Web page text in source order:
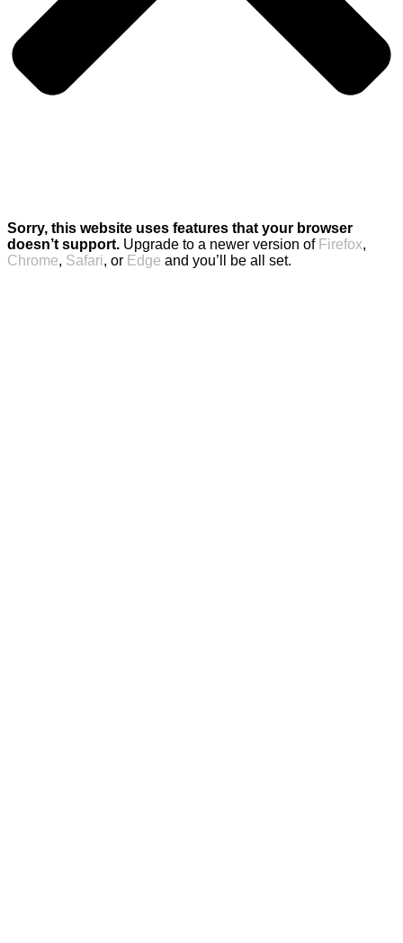
Sorry, this website uses features that your browser
doesn’t support. Upgrade to a newer version of Firefox,
Chrome, Safari, or Edge and you’ll be all set.